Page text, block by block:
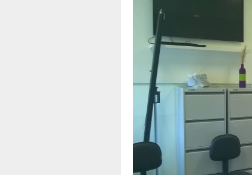
Órtese e Prótese